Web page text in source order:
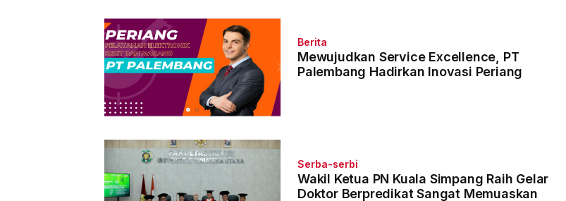
Berita
Mewujudkan Service Excellence, PT
Palembang Hadirkan Inovasi Periang
Serba-serbi
Wakil Ketua PN Kuala Simpang Raih Gelar
Doktor Berpredikat Sangat Memuaskan